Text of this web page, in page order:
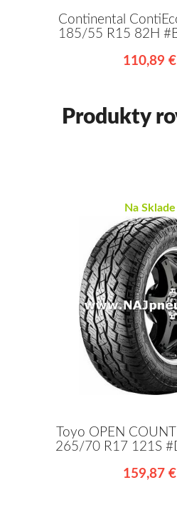
Continental
185/55 R15 82H
110,89 €
Produkty
Na Sklade
Toyo OPEN
265/70 R17 121S
159,87 €